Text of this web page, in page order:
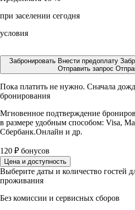
при заселении сегодня
условия
Забронировать Внести предоплату
Отправить запрос
Пока платить не нужно. Сначала
бронирования
Мгновенное подтверждение
в размере удобным способом: Visa,
Сбербанк.Онлайн и др.
120 ₽ бонусов
Цена и доступность
Выберите даты и количество гостей
проживания
Без комиссии и сервисных сборов